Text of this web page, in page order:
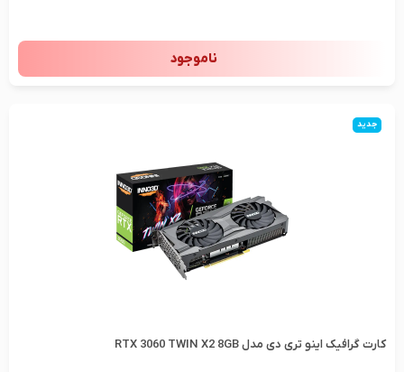
ناموجود
جدید
کارت گرافیک اینو تری دی مدل RTX 3060 TWIN X2 8GB